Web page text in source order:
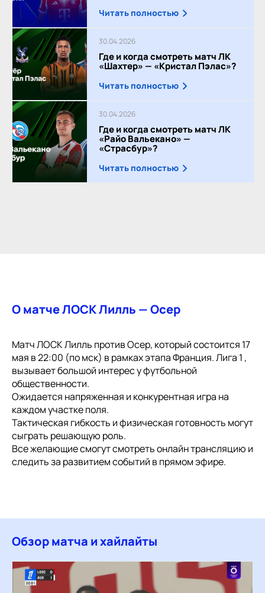
Читать полностью
30.04.2026
Где и когда смотреть матч ЛК
«Шахтер» — «Кристал Пэлас»?
Читать полностью
30.04.2026
Где и когда смотреть матч ЛК
«Райо Вальекано» —
«Страсбур»?
Читать полностью
О матче ЛОСК Лилль — Осер
Матч ЛОСК Лилль против Осер, который состоится 17
мая в 22:00 (по мск) в рамках этапа Франция. Лига 1 ,
вызывает большой интерес у футбольной
общественности.
Ожидается напряженная и конкурентная игра на
каждом участке поля.
Тактическая гибкость и физическая готовность могут
сыграть решающую роль.
Все желающие смогут смотреть онлайн трансляцию и
следить за развитием событий в прямом эфире.
Обзор матча и хайлайты